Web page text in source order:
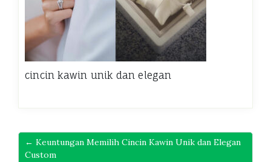
cincin kawin unik dan elegan
← Keuntungan Memilih Cincin Kawin Unik dan Elegan
Custom